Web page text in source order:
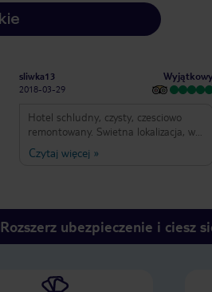
sliwka13
2018-03-29
Hotel schludny, czysty, czesciowo
remontowany. Swietna lokalizacja, w
samym centrum Predazzo - blisko
sklepy, restauracje. Skibus przy
przyjemne (2 sauny, jacuzzi, prysznic
aromatyzny). Bardzo dobre jedzenie
czystym sumieniem moge polecic.
Czytaj więcej »
Rozszerz ubezpieczenie i ciesz